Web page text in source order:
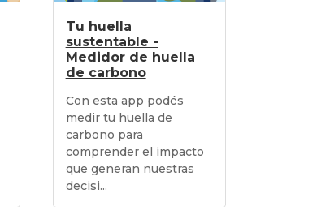
Tu huella
sustentable -
Medidor de huella
de carbono
Con esta app podés
medir tu huella de
carbono para
comprender el impacto
que generan nuestras
decisi...